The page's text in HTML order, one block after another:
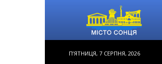
П’ЯТНИЦЯ, 7 СЕРПНЯ, 2026